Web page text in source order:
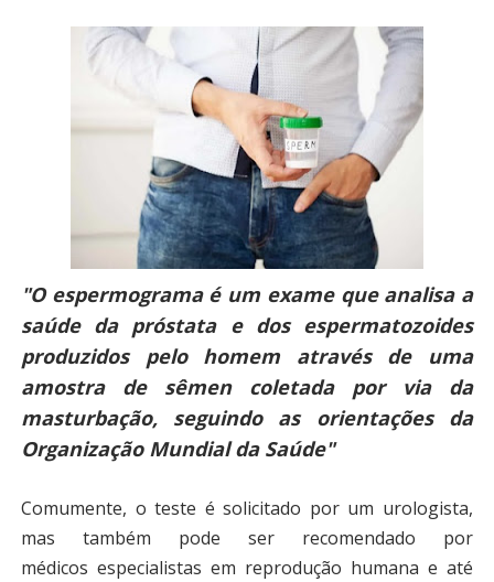
"O espermograma é um exame que analisa a
saúde da próstata e dos espermatozoides
produzidos pelo homem através de uma
amostra de sêmen coletada por via da
masturbação, seguindo as orientações da
Organização Mundial da Saúde"
Comumente, o teste é solicitado por um urologista,
mas também pode ser recomendado por
médicos especialistas em reprodução humana e até